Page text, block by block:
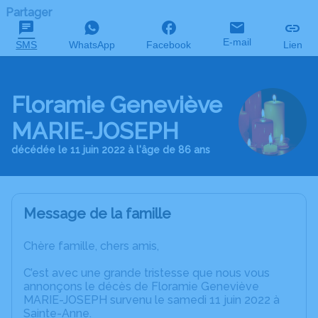
Partager
SMS WhatsApp Facebook E-mail Lien
Floramie Geneviève
MARIE-JOSEPH
décédée le 11 juin 2022 à l'âge de 86 ans
Message de la famille
Chère famille, chers amis,
C’est avec une grande tristesse que nous vous
annonçons le décès de Floramie Geneviève
MARIE-JOSEPH survenu le samedi 11 juin 2022 à
Sainte-Anne.